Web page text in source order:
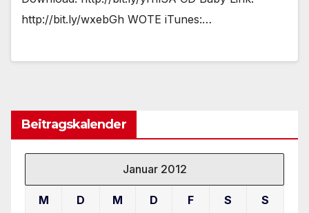
http://bit.ly/wxebGh WOTE iTunes:…
Beitragskalender
Januar 2012
M D M D F S S